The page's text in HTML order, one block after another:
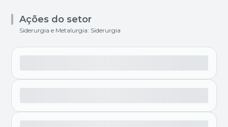
Ações do setor
Siderurgia e Metalurgia: Siderurgia